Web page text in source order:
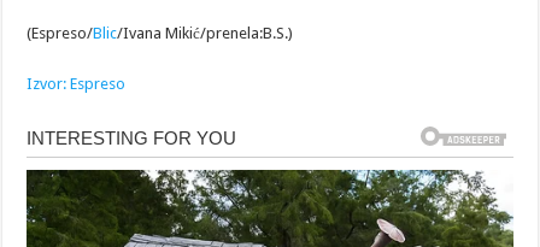
(Espreso/Blic/Ivana Mikić/prenela:B.S.)
Izvor: Espreso